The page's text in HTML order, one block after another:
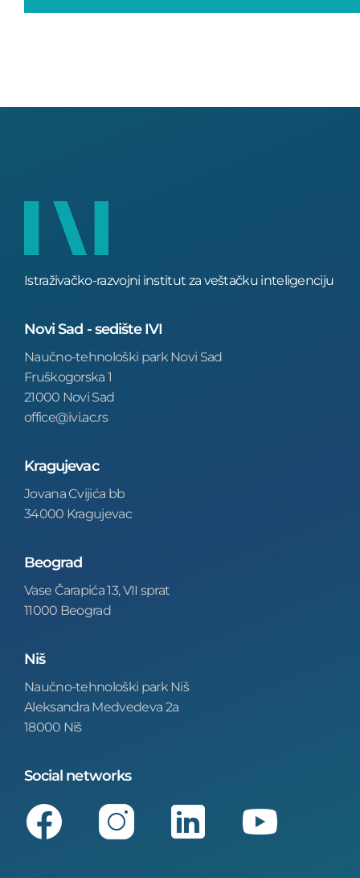
Istraživačko-razvojni institut za veštačku inteligenciju
Novi Sad - sedište IVI
Naučno-tehnološki park Novi Sad
Fruškogorska 1
21000 Novi Sad
office@ivi.ac.rs
Kragujevac
Jovana Cvijića bb
34000 Kragujevac
Beograd
Vase Čarapića 13, VII sprat
11000 Beograd
Niš
Naučno-tehnološki park Niš
Aleksandra Medvedeva 2a
18000 Niš
Social networks
Facebook Instagram LinkedIn